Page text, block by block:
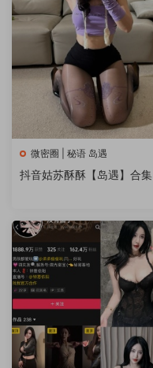
微密圈 | 秘语 岛遇
抖音姑苏酥酥【岛遇】合集